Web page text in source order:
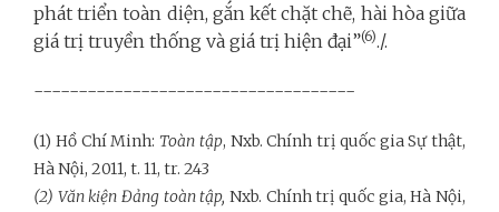
phát triển toàn diện, gắn kết chặt chẽ, hài hòa giữa
giá trị truyền thống và giá trị hiện đại”(6)./.
------------------------------------
(1) Hồ Chí Minh: Toàn tập, Nxb. Chính trị quốc giaSự thật,
Hà Nội, 2011, t. 11, tr. 243
(2) Văn kiện Đảng toàn tập, Nxb. Chính trị quốc gia, Hà Nội,